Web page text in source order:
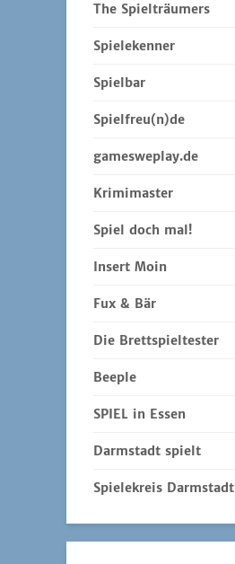
The Spielträumers
Spielekenner
Spielbar
Spielfreu(n)de
gamesweplay.de
Krimimaster
Spiel doch mal!
Insert Moin
Fux & Bär
Die Brettspieltester
Beeple
SPIEL in Essen
Darmstadt spielt
Spielekreis Darmstadt